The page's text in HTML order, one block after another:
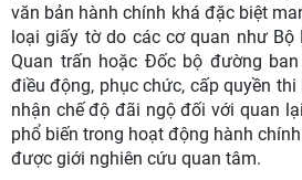
văn bản hành chính khá đặc biệt
loại giấy tờ do các cơ quan như Bộ
Quan trấn hoặc Đốc bộ đường
điều động, phục chức, cấp quyền
nhận chế độ đãi ngộ đối với quan
phổ biến trong hoạt động hành
được giới nghiên cứu quan tâm.